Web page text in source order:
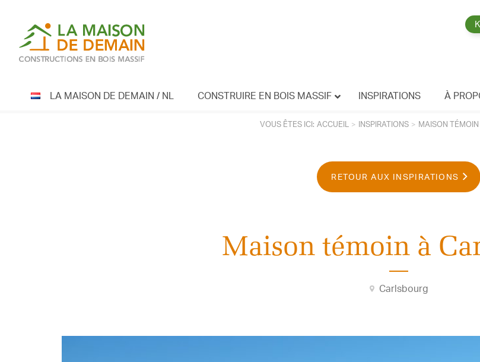
content
LA MAISON DE DEMAIN / NL CONSTRUIRE EN BOIS MASSIF INSPIRATIONS À
VOUS ÊTES ICI: ACCUEIL INSPIRATIONS MAISON
RETOUR AUX INSPIRATIONS
Maison témoin à
Carlsbourg